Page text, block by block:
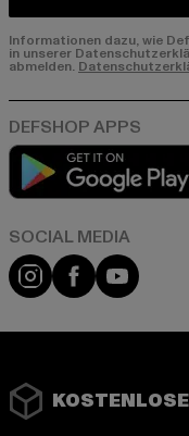
Informationen dazu, wie
in unserer
abmelden.
Instagram
Facebook